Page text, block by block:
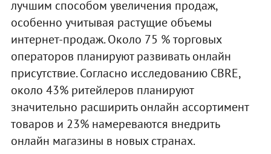
лучшим способом увеличения продаж,
особенно учитывая растущие объемы
интернет-продаж. Около 75 % торговых
операторов планируют развивать онлайн
присутствие. Согласно исследованию CBRE,
около 43% ритейлеров планируют
значительно расширить онлайн ассортимент
товаров и 23% намереваются внедрить
онлайн магазины в новых странах.